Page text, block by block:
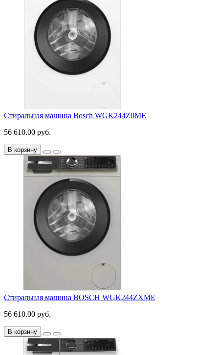
Стиральная машина Bosch WGK244Z0ME
56 610.00 руб.
В корзину
Стиральная машина BOSCH WGK244ZXME
56 610.00 руб.
В корзину